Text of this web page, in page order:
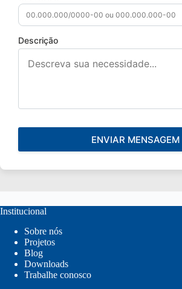
Descrição
ENVIAR MENSAGEM
Institucional
Sobre nós
Projetos
Blog
Downloads
Trabalhe conosco